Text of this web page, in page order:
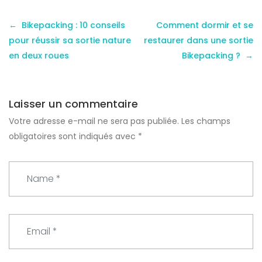
Bikepacking : 10 conseils
pour réussir sa sortie nature
en deux roues
Comment dormir et se
restaurer dans une sortie
Bikepacking ?
Laisser un commentaire
Votre adresse e-mail ne sera pas publiée. Les champs
obligatoires sont indiqués avec *
m
e
a